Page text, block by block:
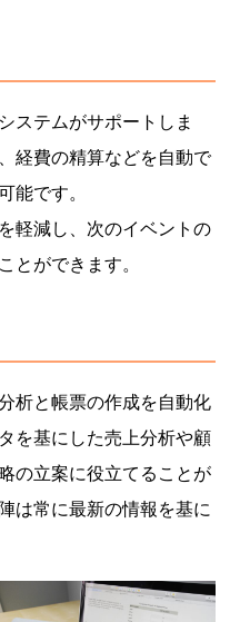
ステムがサポートしま
経費の精算などを自動で
能です。
軽減し、次のイベントの
とができます。
析と帳票の作成を自動化
を基にした売上分析や顧
の立案に役立てることが
は常に最新の情報を基に